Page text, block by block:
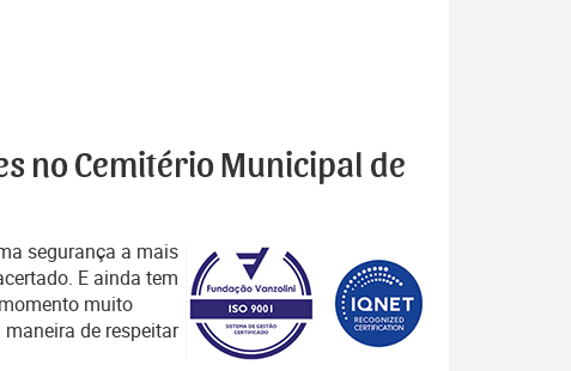
no Cemitério Municipal de
segurança a mais
E ainda tem
muito
de respeitar